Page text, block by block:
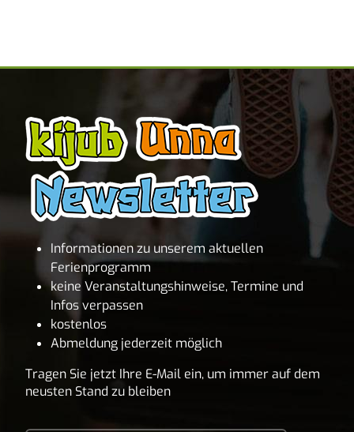
Informationen zu unserem aktuellen
Ferienprogramm
keine Veranstaltungshinweise, Termine und
Infos verpassen
kostenlos
Abmeldung jederzeit möglich
Tragen Sie jetzt Ihre E-Mail ein, um immer auf dem
neusten Stand zu bleiben